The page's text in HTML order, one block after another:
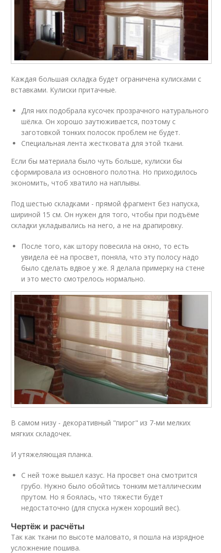
Каждая большая складка будет ограничена кулисками с
вставками. Кулиски притачные.
Для них подобрала кусочек прозрачного натурального
шёлка. Он хорошо заутюживается, поэтому с
заготовкой тонких полосок проблем не будет.
Специальная лента жестковата для этой ткани.
Если бы материала было чуть больше, кулиски бы
сформировала из основного полотна. Но приходилось
экономить, чтоб хватило на наплывы.
Под шестью складками - прямой фрагмент без напуска,
шириной 15 см. Он нужен для того, чтобы при подъёме
складки укладывались на него, а не на драпировку.
После того, как штору повесила на окно, то есть
увидела её на просвет, поняла, что эту полосу надо
было сделать вдвое у же. Я делала примерку на стене
и это место смотрелось нормально.
В самом низу - декоративный "пирог" из 7-ми мелких
мягких складочек.
И утяжеляющая планка.
С ней тоже вышел казус. На просвет она смотрится
грубо. Нужно было обойтись тонким металлическим
прутом. Но я боялась, что тяжести будет
недостаточно (для спуска нужен хороший вес).
Чертёж и расчёты
Так как ткани по высоте маловато, я пошла на изрядное
усложнение пошива.